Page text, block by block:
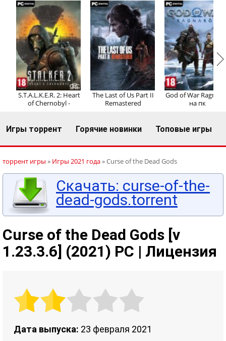
Регистрация Вход
S.T.A.L.K.E.R. 2: Heart
of Chernobyl -
The Last of Us Part II
Remastered
God of War
на пк
Игры торрент Горячие новинки Топовые игры
торрент игры » Игры 2021 года» Curse of the Dead Gods
Скачать: curse-of-the-
dead-gods.torrent
Curse of the Dead Gods [v
1.23.3.6] (2021) PC | Лицензия
Дата выпуска: 23 февраля 2021